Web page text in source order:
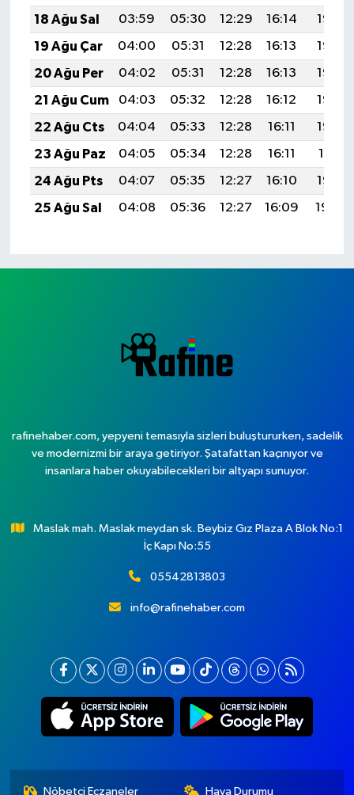
18 Ağu Sal
03:59 05:30 12:29 16:14
19:18
19 Ağu Çar
04:00 05:31 12:28 16:13
19:17
20 Ağu Per
04:02 05:31 12:28 16:13
19:15
21 Ağu Cum
04:03 05:32 12:28 16:12
19:14
22 Ağu Cts
04:04 05:33 12:28 16:11
19:12
23 Ağu Paz
04:05 05:34 12:28 16:11
19:11
24 Ağu Pts
04:07 05:35 12:27 16:10
19:10
25 Ağu Sal
04:08 05:36 12:27 16:09 19:08
rafinehaber.com, yepyeni temasıyla sizleri buluştururken, sadelik
ve modernizmi bir araya getiriyor. Şatafattan kaçınıyor ve
insanlara haber okuyabilecekleri bir altyapı sunuyor.
Maslak mah. Maslak meydan sk. Beybiz Gız Plaza A Blok No:1
İç Kapı No:55
05542813803
info@rafinehaber.com
Nöbetçi Eczaneler Hava Durumu